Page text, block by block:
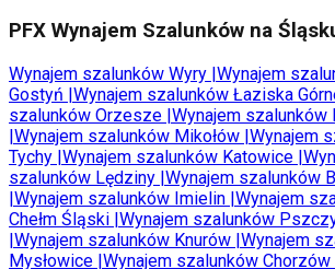
PFX Wynajem Szalunków na
Wynajem szalunków Wyry Wynajem
Gostyń Wynajem szalunków Łaziska
szalunków Orzesze Wynajem szalunków
Wynajem szalunków Mikołów Wynajem
Tychy Wynajem szalunków Katowice
szalunków Lędziny Wynajem szalunków
Wynajem szalunków Imielin Wynajem
Chełm Śląski Wynajem szalunków
Wynajem szalunków Knurów Wynajem
Mysłowice Wynajem szalunków Chorzów